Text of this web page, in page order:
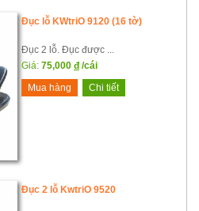
Đục lỗ KWtriO 9120 (16 tờ)
Đục 2 lỗ. Đục được ...
Giá: 75,000 đ /cái
Mua hàng
Chi tiết
Đục 2 lỗ KwtriO 9520